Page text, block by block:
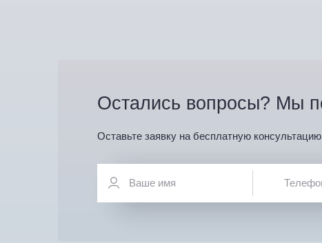
Остались вопросы? Мы
Оставьте заявку на бесплатную